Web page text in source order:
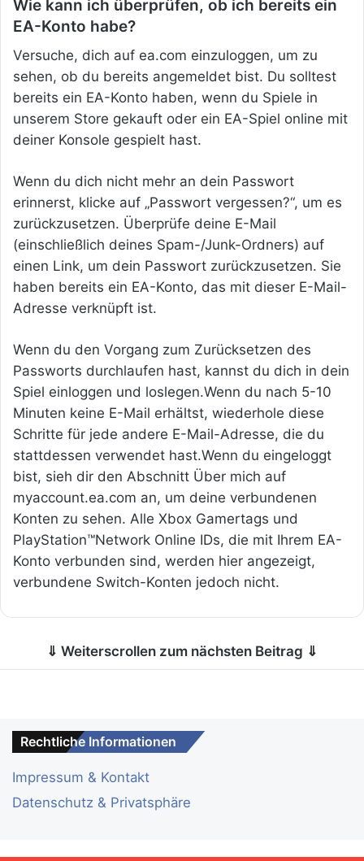
Wie kann ich überprüfen, ob ich bereits ein
EA-Konto habe?
Versuche, dich auf ea.com einzuloggen, um zu
sehen, ob du bereits angemeldet bist. Du solltest
bereits ein EA-Konto haben, wenn du Spiele in
unserem Store gekauft oder ein EA-Spiel online mit
deiner Konsole gespielt hast.
Wenn du dich nicht mehr an dein Passwort
erinnerst, klicke auf „Passwort vergessen?“, um es
zurückzusetzen. Überprüfe deine E-Mail
(einschließlich deines Spam-/Junk-Ordners) auf
einen Link, um dein Passwort zurückzusetzen. Sie
haben bereits ein EA-Konto, das mit dieser E-Mail-
Adresse verknüpft ist.
Wenn du den Vorgang zum Zurücksetzen des
Passworts durchlaufen hast, kannst du dich in dein
Spiel einloggen und loslegen.Wenn du nach 5-10
Minuten keine E-Mail erhältst, wiederhole diese
Schritte für jede andere E-Mail-Adresse, die du
stattdessen verwendet hast.Wenn du eingeloggt
bist, sieh dir den Abschnitt Über mich auf
myaccount.ea.com an, um deine verbundenen
Konten zu sehen. Alle Xbox Gamertags und
PlayStation™Network Online IDs, die mit Ihrem EA-
Konto verbunden sind, werden hier angezeigt,
verbundene Switch-Konten jedoch nicht.
⇓ Weiterscrollen zum nächsten Beitrag ⇓
Rechtliche Informationen
Impressum & Kontakt
Datenschutz & Privatsphäre